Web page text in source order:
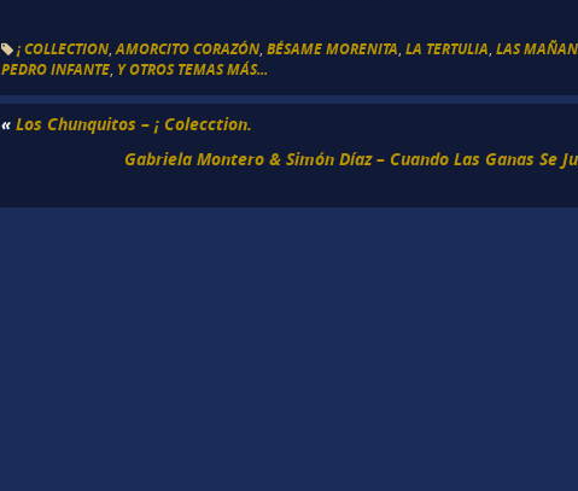
¡ COLLECTION ,AMORCITO CORAZÓN ,BÉSAME MORENITA ,LA TERTULIA ,LAS
PEDRO INFANTE Y OTROS TEMAS MÁS...
«Los Chunquitos – ¡ Colecction.
Gabriela Montero & Simón Díaz – Cuando Las Ganas Se